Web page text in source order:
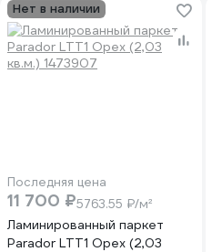
Нет в наличии
Последняя цена
11 700 ₽5763.55 ₽/м²
Ламинированный паркет
Parador LTT1 Орех (2,03